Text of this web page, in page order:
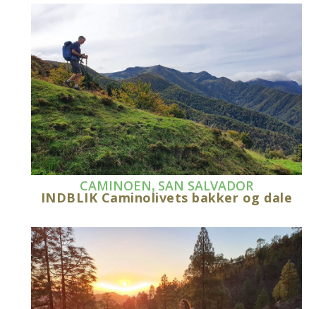
CAMINOEN, SAN SALVADOR
INDBLIK Caminolivets bakker og dale